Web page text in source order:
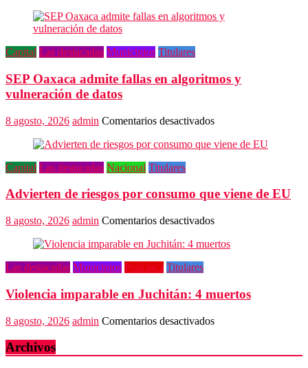
director
en
Capital Las destacadas Municipios Titulares
SEP Oaxaca admite fallas en algoritmos y
vulneración de datos
8 agosto, 2026 admin Comentarios desactivadosen
Oaxaca
algoritmos
vulneración
datos
Capital Las destacadas Nacional Titulares
Advierten de riesgos por consumo que viene de EU
8 agosto, 2026 admin Comentarios desactivadosen
de
que
de
Las destacadas Municipios Policiaca Titulares
Violencia imparable en Juchitán: 4 muertos
8 agosto, 2026 admin Comentarios desactivadosen
en
Archivos